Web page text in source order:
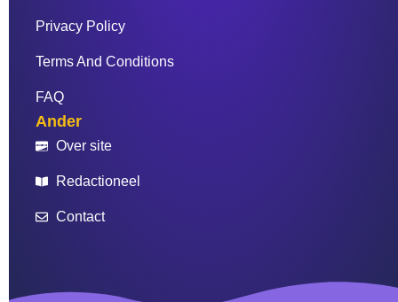
Privacy Policy
Terms And Conditions
FAQ
Ander
Over site
Redactioneel
Contact